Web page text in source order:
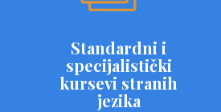
Standardni i
specijalistički
kursevi stranih
jezika